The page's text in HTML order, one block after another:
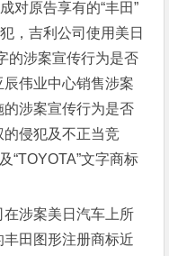
对原告享有的“丰田”
，吉利公司使用美日
的涉案宣传行为是否
伟业中心销售涉案
涉案宣传行为是否
侵犯及不正当竞
“TOYOTA”文字商标
涉案美日汽车上所
田图形注册商标近